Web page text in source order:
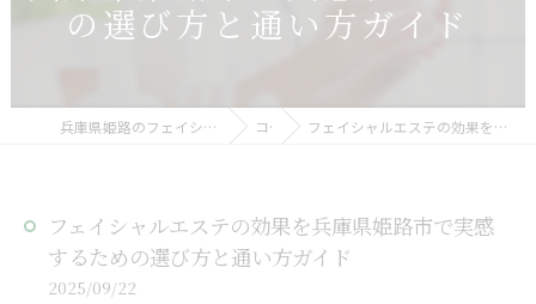
の選び方と通い方ガイド
兵庫県姫路のフェイシャルエステなら肌質改善サロン ASBEAUTE コラム フェイシャルエステの効果を兵庫県姫路市で実感するための選び方と通い方ガイド
フェイシャルエステの効果を兵庫県姫路市で実感
するための選び方と通い方ガイド
2025/09/22